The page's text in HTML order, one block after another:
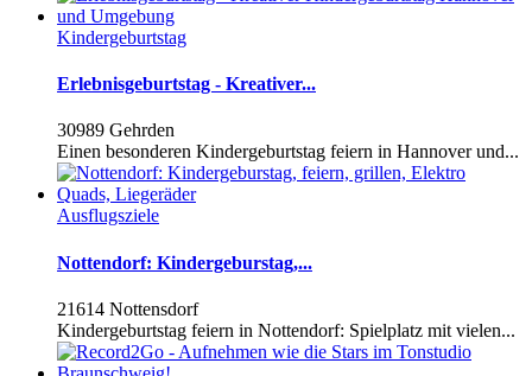
Kindergeburtstag
Erlebnisgeburtstag - Kreativer...
30989 Gehrden
Einen besonderen Kindergeburtstag feiern in Hannover und...
Ausflugsziele
Nottendorf: Kindergeburstag,...
21614 Nottensdorf
Kindergeburtstag feiern in Nottendorf: Spielplatz mit vielen...